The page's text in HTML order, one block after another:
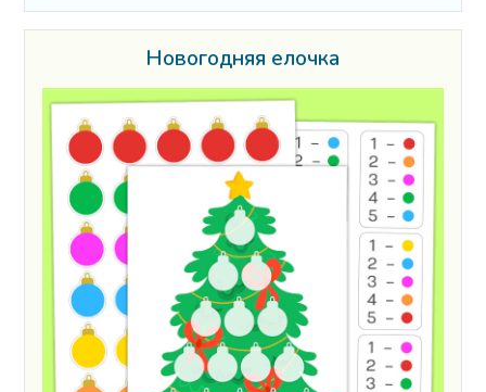
Новогодняя елочка